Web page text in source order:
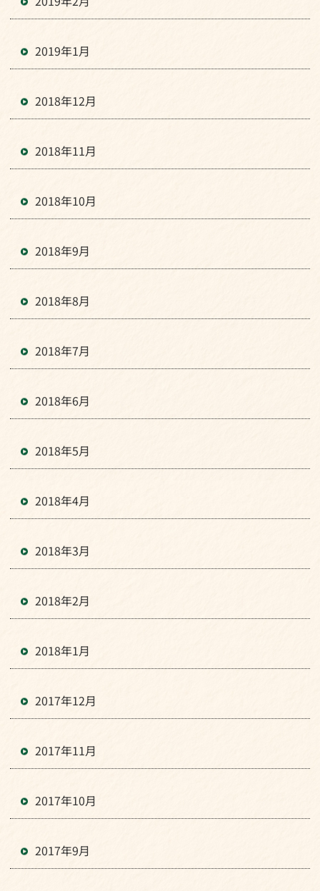
2019年1月
2018年12月
2018年11月
2018年10月
2018年9月
2018年8月
2018年7月
2018年6月
2018年5月
2018年4月
2018年3月
2018年2月
2018年1月
2017年12月
2017年11月
2017年10月
2017年9月